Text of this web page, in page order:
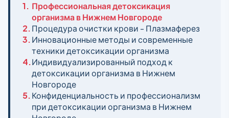
1. Профессиональная детоксикация
организма в Нижнем Новгороде
2.Процедура очистки крови - Плазмаферез
3.Инновационные методы и современные
техники детоксикации организма
4.Индивидуализированный подход к
детоксикации организма в Нижнем
Новгороде
5.Конфиденциальность и профессионализм
при детоксикации организма в Нижнем